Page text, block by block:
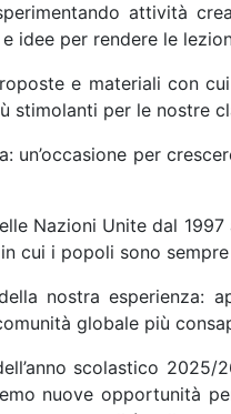
attività
idee per rendere le
e materiali con
stimolanti per le nostre
un’occasione per
Nazioni Unite dal
cui i popoli sono
nostra esperienza:
globale più
scolastico
nuove opportunità